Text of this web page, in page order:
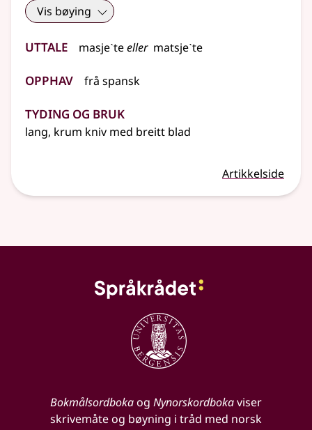
Vis bøying
Uttale masjeˋteeller matsjeˋte
Opphav frå spansk
Tyding og bruk
lang, krum kniv med breitt blad
Artikkelside
Bokmålsordbokaog Nynorskordbokaviser
skrivemåte og bøyning i tråd med norsk